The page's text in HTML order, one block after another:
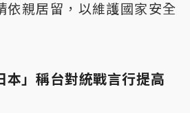
依親居留，以維護國家安全
本」稱台對統戰言行提高